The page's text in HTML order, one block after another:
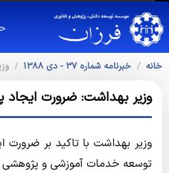
خانه خبرنامه شماره 37 - دی 1388
وزیر بهداشت: ضرورت ایجاد
وزیر بهداشت با تاکید بر
توسعه خدمات آموزشی و پژوهشی